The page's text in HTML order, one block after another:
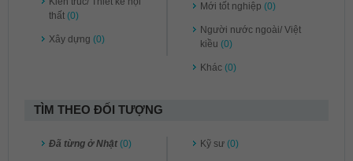
thất (0)
Xây dựng (0)
Mới tốt nghiệp (0)
Người nước ngoài/ Việt
kiều (0)
Khác (0)
TÌM THEO ĐỐI TƯỢNG
Đã từng ở Nhật (0) Kỹ sư (0)